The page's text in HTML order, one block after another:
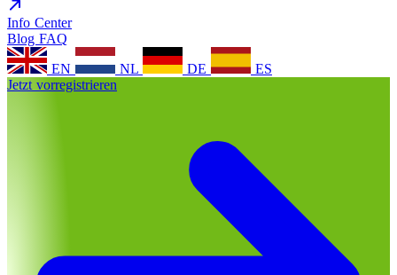
Info Center
Blog FAQ
EN
NL DE
ES
Jetzt vorregistrieren